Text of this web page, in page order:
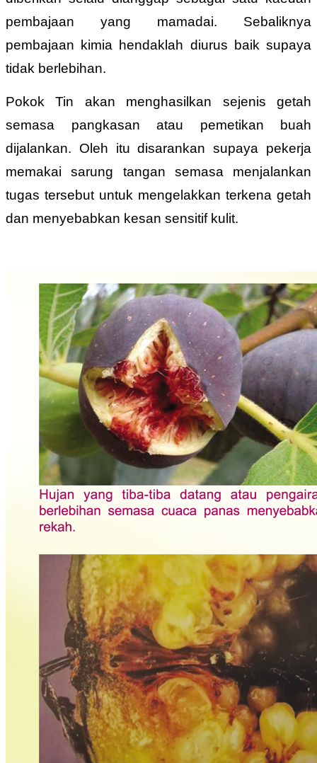
pembajaan yang mamadai. Sebaliknya
pembajaan kimia hendaklah diurus baik supaya
tidak berlebihan.
Pokok Tin akan menghasilkan sejenis getah
semasa pangkasan atau pemetikan buah
dijalankan. Oleh itu disarankan supaya pekerja
memakai sarung tangan semasa menjalankan
tugas tersebut untuk mengelakkan terkena getah
dan menyebabkan kesan sensitif kulit.